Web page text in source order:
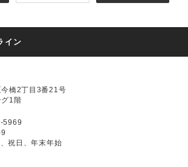
イン
橋2丁目3番21号
1階
5969
祝日、年末年始